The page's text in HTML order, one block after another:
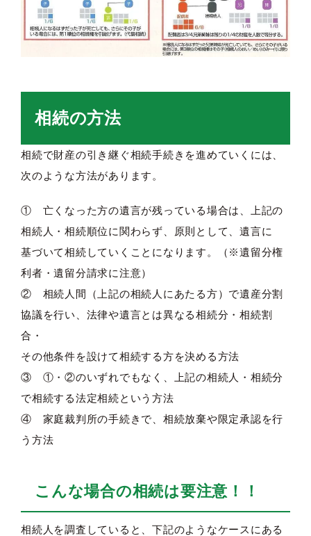
相続の方法
相続で財産の引き継ぐ相続手続きを進めていくには、
次のような方法があります。
① 亡くなった方の遺言が残っている場合は、上記の
相続人・相続順位に関わらず、原則として、遺言に
基づいて相続していくことになります。（※遺留分権
利者・遺留分請求に注意）
② 相続人間（上記の相続人にあたる方）で遺産分割
協議を行い、法律や遺言とは異なる相続分・相続割
合・
その他条件を設けて相続する方を決める方法
③ ①・②のいずれでもなく、上記の相続人・相続分
で相続する法定相続という方法
④ 家庭裁判所の手続きで、相続放棄や限定承認を行
う方法
こんな場合の相続は要注意！！
相続人を調査していると、下記のようなケースにある